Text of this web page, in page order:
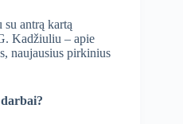
antrą kartą
Kadžiuliu – apie
naujausius pirkinius